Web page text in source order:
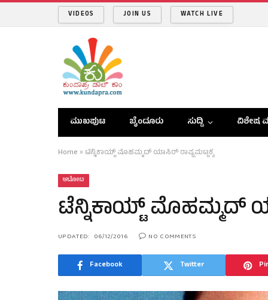
VIDEOS JOIN US WATCH LIVE
ಮುಖಪುಟ ಬೈಂದೂರು ಸುದ್ದಿ ವಿಶೇಷ
Home » ಟೆನ್ನಿಕಾಯ್ಟ್ ಮೊಹಮ್ಮದ್ ಯಾಸಿರ್ ರಾಷ್ಟ್ರಮಟ್ಟಕ್ಕೆ
ಆಟೋಟ
ಟೆನ್ನಿಕಾಯ್ಟ್ ಮೊಹಮ್ಮದ್
UPDATED: 06/12/2016 NO COMMENTS
Facebook Twitter